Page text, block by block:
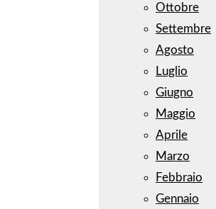
Ottobre
Settembre
Agosto
Luglio
Giugno
Maggio
Aprile
Marzo
Febbraio
Gennaio